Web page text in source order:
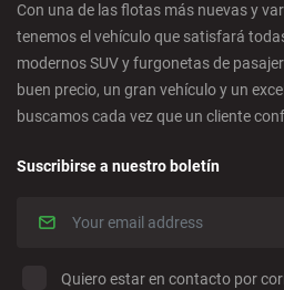
Con una de las flotas más nuevas y
tenemos el vehículo que satisfará
modernos SUV y furgonetas de
buen precio, un gran vehículo y un
buscamos cada vez que un cliente
Suscribirse a nuestro boletín
Quiero estar en contacto por